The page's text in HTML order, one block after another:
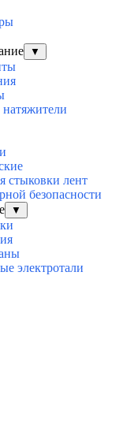
▼
стыковки лент
безопасности
▼
электротали